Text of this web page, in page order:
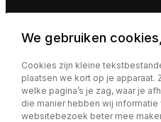
Privacy policy |
We gebruiken
Cookies zijn kleine
plaatsen we kort op je apparaat.
welke pagina’s je zag, waar je
die manier hebben wij informatie
websitebezoek beter mee